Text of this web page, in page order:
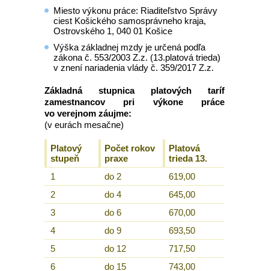
Miesto výkonu práce: Riaditeľstvo Správy
ciest Košického samosprávneho kraja,
Ostrovského 1, 040 01 Košice
Výška základnej mzdy je určená podľa
zákona č. 553/2003 Z.z. (13.platová trieda)
v znení nariadenia vlády č. 359/2017 Z.z.
Základná stupnica platových taríf
zamestnancov pri výkone práce
vo verejnom záujme:
(v eurách mesačne)
Platový
stupeň
Počet rokov
praxe
Platová
trieda 13.
1
do 2
619,00
2
do 4
645,00
3
do 6
670,00
4
do 9
693,50
5
do 12
717,50
6
do 15
743,00